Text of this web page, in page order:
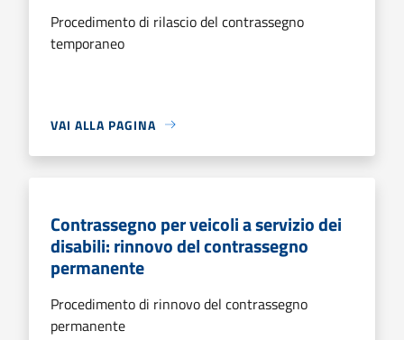
Procedimento di rilascio del contrassegno
temporaneo
VAI ALLA PAGINA
Contrassegno per veicoli a servizio dei
disabili: rinnovo del contrassegno
permanente
Procedimento di rinnovo del contrassegno
permanente